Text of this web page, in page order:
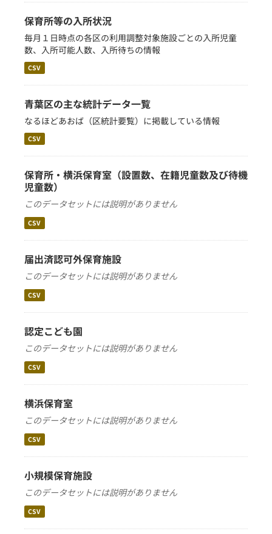
保育所等の入所状況
毎月１日時点の各区の利用調整対象施設ごとの入所児童
数、入所可能人数、入所待ちの情報
CSV
青葉区の主な統計データ一覧
なるほどあおば（区統計要覧）に掲載している情報
CSV
保育所・横浜保育室（設置数、在籍児童数及び待機
児童数）
このデータセットには説明がありません
CSV
届出済認可外保育施設
このデータセットには説明がありません
CSV
認定こども園
このデータセットには説明がありません
CSV
横浜保育室
このデータセットには説明がありません
CSV
小規模保育施設
このデータセットには説明がありません
CSV